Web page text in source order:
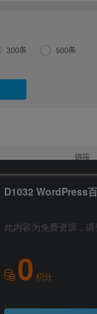
D1032 WordPress
此内容为免费资源，
0 积分